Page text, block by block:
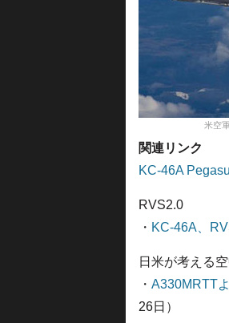
米空
関連リンク
KC-46A
RVS2.0
・ KC-46A、
日米が考える
・ A330MRTT
26日）